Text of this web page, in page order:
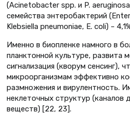
(Acinetobacter spp. и P.
семейства энтеробактерий
Klebsiella pneumoniae, E. coli) –
Именно в биопленке намного в
планктонной культуре, развита
сигнализация (кворум сенсинг),
микроорганизмам эффективно
размножения и вирулентность.
неклеточных структур (каналов
веществ) [22, 23].